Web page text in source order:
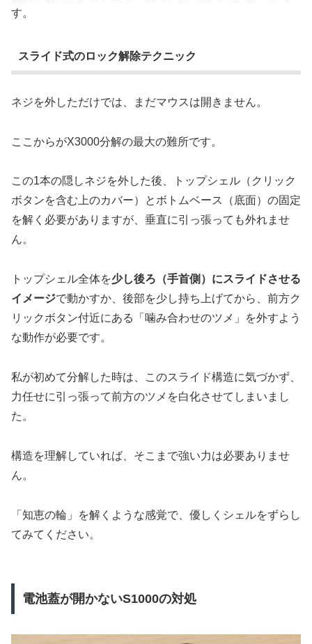
す。
スライド式のロック解除テクニック
ネジを外しただけでは、まだマウスは開きません。
ここからがX3000分解の最大の難所です。
この1本の隠しネジを外した後、トップシェル（クリック
ボタンを含む上のカバー）とボトムベース（底面）の固定
を解く必要がありますが、垂直に引っ張っても外れませ
ん。
トップシェル全体を少し後ろ（手首側）にスライドさせる
イメージで動かすか、後部を少し持ち上げてから、前方ク
リックボタン付近にある「噛み合わせのツメ」を外すよう
な動作が必要です。
私が初めて分解した時は、このスライド構造に気づかず、
力任せに引っ張って前方のツメを白化させてしまいまし
た。
構造を理解していれば、そこまで強い力は必要ありませ
ん。
「知恵の輪」を解くような感覚で、優しくシェルをずらし
てみてください。
電池蓋が開かないS1000の対処